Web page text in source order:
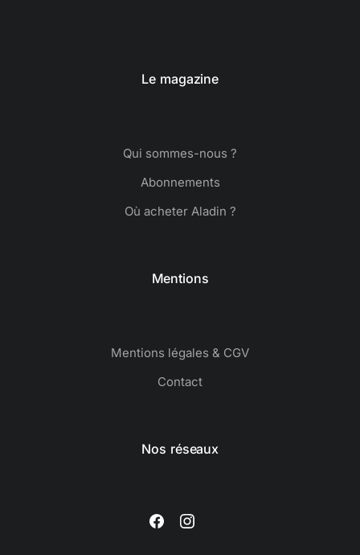
Le magazine
Qui sommes-nous ?
Abonnements
Où acheter Aladin ?
Mentions
Mentions légales & CGV
Contact
Nos réseaux